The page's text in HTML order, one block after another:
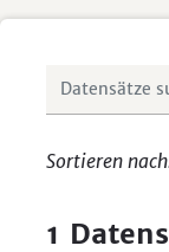
Sortieren nach
1